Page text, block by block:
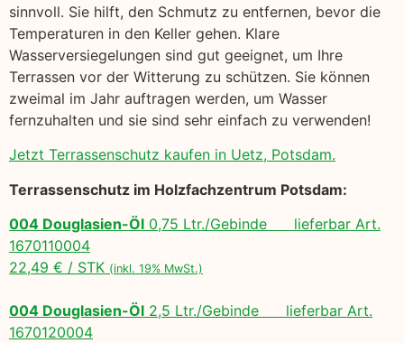
sinnvoll. Sie hilft, den Schmutz zu entfernen, bevor die
Temperaturen in den Keller gehen. Klare
Wasserversiegelungen sind gut geeignet, um Ihre
Terrassen vor der Witterung zu schützen. Sie können
zweimal im Jahr auftragen werden, um Wasser
fernzuhalten und sie sind sehr einfach zu verwenden!
Jetzt Terrassenschutz kaufen in Uetz, Potsdam.
Terrassenschutz im Holzfachzentrum Potsdam:
004 Douglasien-Öl 0,75 Ltr./Gebinde lieferbar Art.
1670110004
22,49 € / STK (inkl. 19% MwSt.)
004 Douglasien-Öl 2,5 Ltr./Gebinde lieferbar Art.
1670120004